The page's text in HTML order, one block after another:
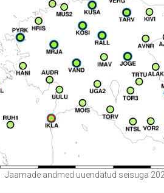
Jaamade andmed uuendatud seisuga